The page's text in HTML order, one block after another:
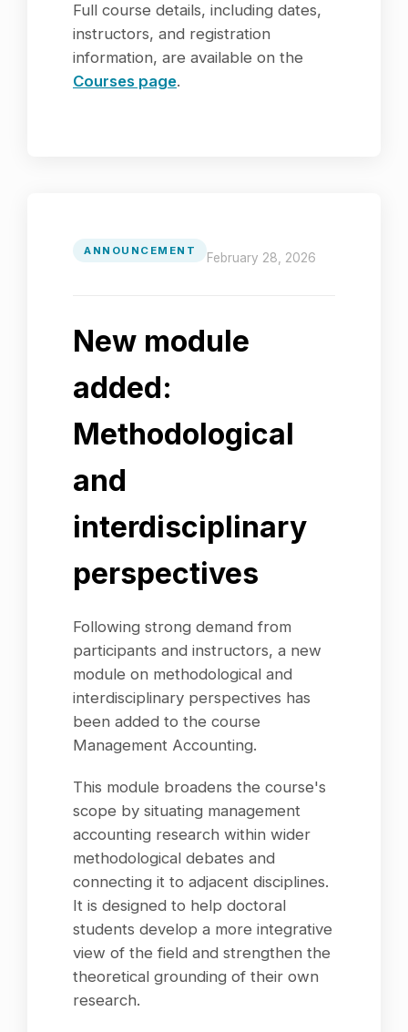
Full course details, including dates,
instructors, and registration
information, are available on the
Courses page.
ANNOUNCEMENT February 28, 2026
New module
added:
Methodological
and
interdisciplinary
perspectives
Following strong demand from
participants and instructors, a new
module on methodological and
interdisciplinary perspectives has
been added to the course
Management Accounting.
This module broadens the course's
scope by situating management
accounting research within wider
methodological debates and
connecting it to adjacent disciplines.
It is designed to help doctoral
students develop a more integrative
view of the field and strengthen the
theoretical grounding of their own
research.